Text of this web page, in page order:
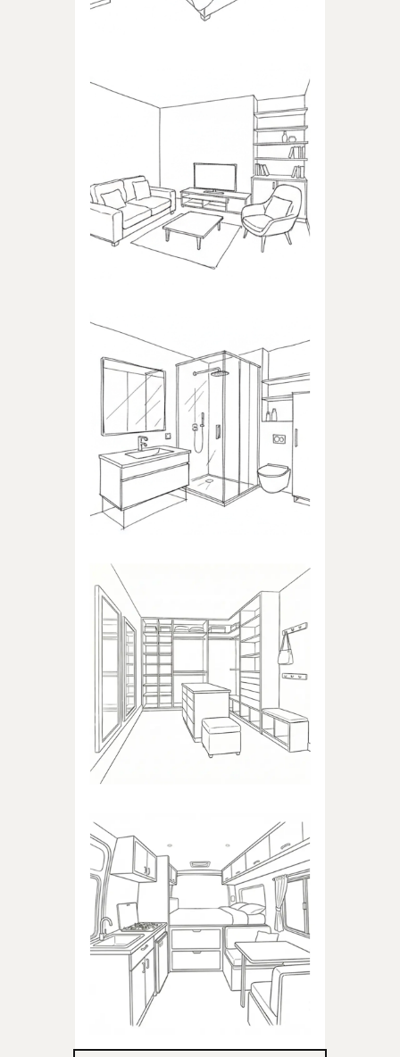
Produkty dedykowane do
pokoju dziennego
ŁAZIENKA
Produkty dedykowane do
łazienki
GARDEROBA
Produkty dedykowane do
garderoby
KAMPER
Produkty dedykowane do
kampera